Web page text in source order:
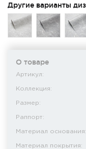
Другие варианты
О товаре
Артикул:
Коллекция:
Размер:
Раппорт:
Материал основания:
Материал покрытия: